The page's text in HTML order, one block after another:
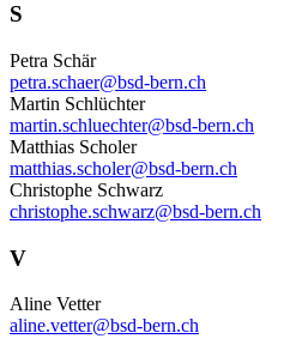
S
Petra Schär
petra.schaer@bsd-bern.ch
Martin Schlüchter
martin.schluechter@bsd-bern.ch
Matthias Scholer
matthias.scholer@bsd-bern.ch
Christophe Schwarz
christophe.schwarz@bsd-bern.ch
V
Aline Vetter
aline.vetter@bsd-bern.ch